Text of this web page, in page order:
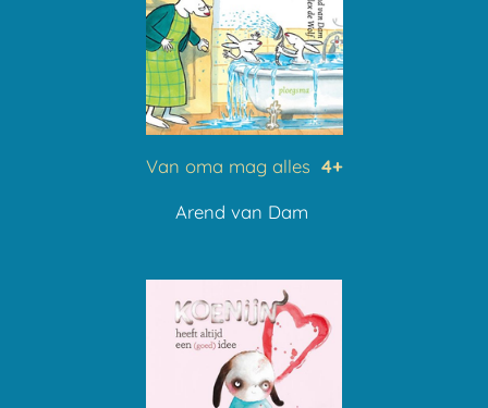
Van oma mag alles 4+
Arend van Dam